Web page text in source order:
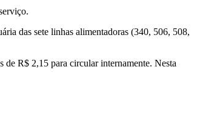
das sete linhas alimentadoras (340, 506, 508,
de R$ 2,15 para circular internamente. Nesta